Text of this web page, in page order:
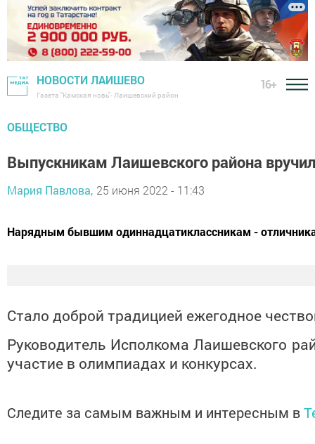
НОВОСТИ ЛАИШЕВО
Газета "Камская новь"- Лаишевский район
16+
ОБЩЕСТВО
Выпускникам Лаишевского района
Мария Павлова, 25 июня 2022 - 11:43
​​​​​​​Нарядным бывшим одиннадцатиклассникам -
Стало доброй традицией ежегодное
Руководитель Исполкома Лаишевского
участие в олимпиадах и конкурсах.
Следите за самым важным и интересным в